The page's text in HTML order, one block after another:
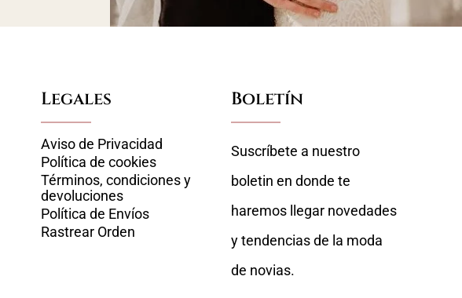
Legales
Aviso de Privacidad
Política de cookies
Términos, condiciones y
devoluciones
Política de Envíos
Rastrear Orden
Boletín
Suscríbete a nuestro
boletin en donde te
haremos llegar novedades
y tendencias de la moda
de novias.